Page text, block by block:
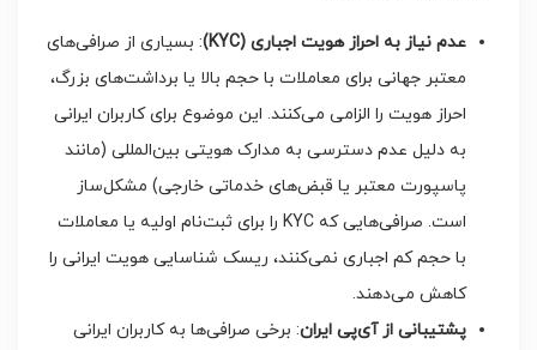
عدم نیاز به احراز هویت اجباری (KYC)
: بسیاری از صرافی‌های
معتبر جهانی برای معاملات با حجم بالا یا برداشت‌های بزرگ،
احراز هویت را الزامی می‌کنند. این موضوع برای کاربران ایرانی
به دلیل عدم دسترسی به مدارک هویتی بین‌المللی (مانند
پاسپورت معتبر یا قبض‌های خدماتی خارجی) مشکل‌ساز
است. صرافی‌هایی که KYC را برای ثبت‌نام اولیه یا معاملات
با حجم کم اجباری نمی‌کنند، ریسک شناسایی هویت ایرانی را
کاهش می‌دهند.
پشتیبانی از آی‌پی ایران: برخی صرافی‌ها به کاربران ایرانی